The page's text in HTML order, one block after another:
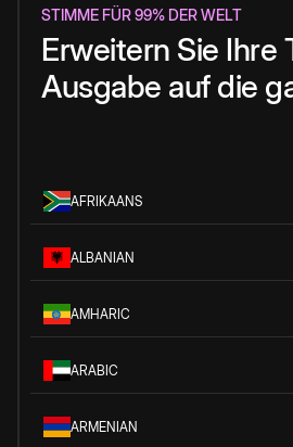
STIMME FÜR 99% DER WELT
Erweitern Sie Ihre
Ausgabe auf die
AFRIKAANS
ALBANIAN
AMHARIC
ARABIC
ARMENIAN